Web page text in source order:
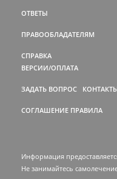
ОТВЕТЫ
ПРАВООБЛАДАТЕЛЯМ
СПРАВКА
ВЕРСИИ/ОПЛАТА
ЗАДАТЬ ВОПРОС
СОГЛАШЕНИЕ ПРАВИЛА
Информация
Не занимайтесь